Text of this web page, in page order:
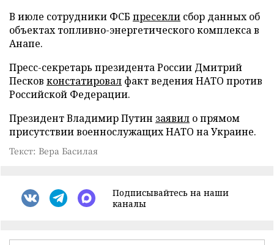
В июле сотрудники ФСБ пресекли сбор данных об
объектах топливно-энергетического комплекса в
Анапе.
Пресс-секретарь президента России Дмитрий
Песков констатировал факт ведения НАТО против
Российской Федерации.
Президент Владимир Путин заявил о прямом
присутствии военнослужащих НАТО на Украине.
Текст: Вера Басилая
Подписывайтесь на наши
каналы